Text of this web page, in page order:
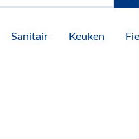
Sanitair Keuken